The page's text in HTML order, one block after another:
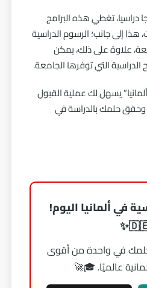
تقدم 171 برنامجا دراسيا، تغطي هذه البرامج
إلى جانب؛ الرسوم الدراسية
علاوة على ذلك، يمكن
التي توفرها الجامعة.
” يسهل لك عملية القبول
وحقق حلمك بالدراسة في
في ألمانيا اليوم!
في واحدة من أقوى
عالميًا. 🎓🚀